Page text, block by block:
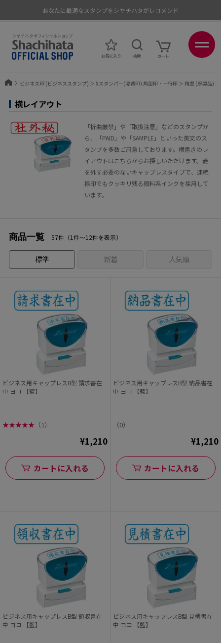
あなたに最適なスタンプをシヤチハタがレコメンド
〉 ビジネス印 (ビジネススタンプ) ＞ Xスタンパー(浸透印) 角型印・一行印＞ 角型 (既製品) ＞
横レイアウト
「折曲厳禁」や「取扱注意」などのスタンプか
ら、「PAID」や「SAMPLE」といった英文のス
タンプを多数ご用意しております。横書きのレ
イアウトはこちらからお探しいただけます。蓋
を外す必要のないキャップレスタイプで、連続
捺印でもクッキリ残る顔料系インクを採用して
います。
商品一覧 57件（1件〜12件を表示）
標準 新着 人気順
ビジネス用キャップレスB型 請求書在
中 ヨコ 【藍】
★★★★★ （1）
¥1,210
カートに入れる
ビジネス用キャップレスB型 納品書在
中 ヨコ 【藍】
（0）
¥1,210
カートに入れる
ビジネス用キャップレスB型 領収書在
中 ヨコ 【藍】
ビジネス用キャップレスB型 見積書在
中 ヨコ 【藍】